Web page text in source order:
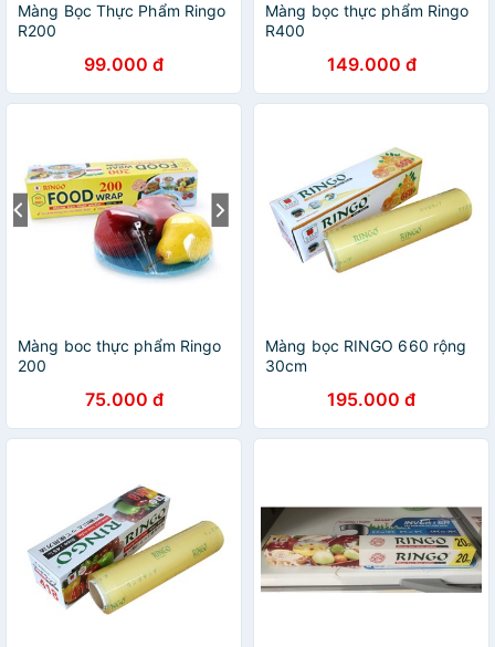
Màng Bọc Thực Phẩm Ringo
R200
99.000 đ
Màng bọc thực phẩm Ringo
R400
149.000 đ
Màng boc thực phẩm Ringo
200
75.000 đ
Màng bọc RINGO 660 rộng
30cm
195.000 đ